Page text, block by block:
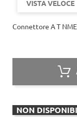
VISTA VELOCE
Connettore A T
NON